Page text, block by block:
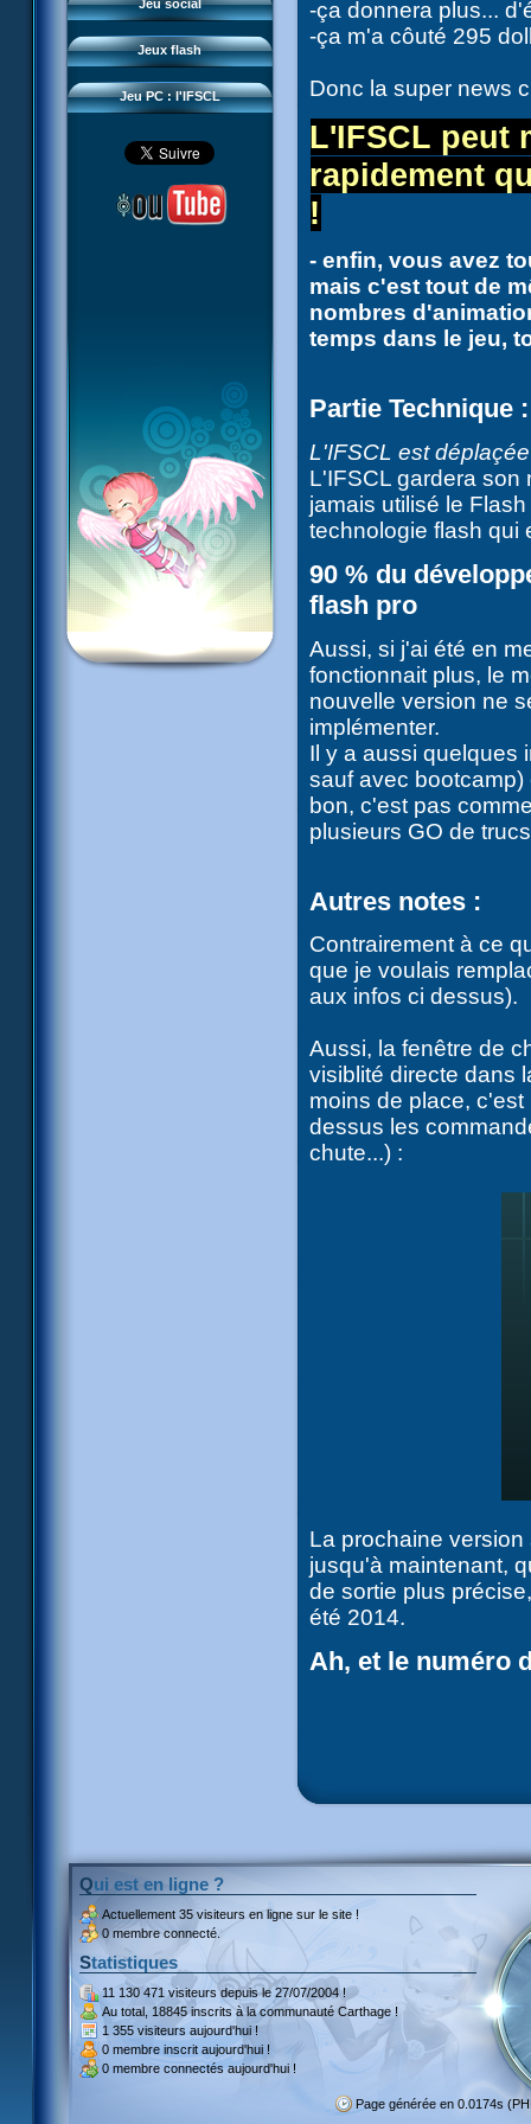
Jeu social
Jeux flash
Sector 2 Escape
Jeu PC : l'IFSCL
Téléchargements
Réseau IFSCL
-ça donnera plus...
-ça m'a côuté 295
Donc la super news
L'IFSCL peut
rapidement
!
- enfin, vous avez
mais c'est tout de
nombres
temps dans le jeu,
Partie Technique :
L'IFSCL est
L'IFSCL gardera son
jamais utilisé le
technologie flash qui
90 % du
flash pro
Aussi, si j'ai été en
fonctionnait plus, le
nouvelle version ne
implémenter.
Il y a aussi quelques
sauf avec
bon, c'est pas
plusieurs GO de
Autres notes :
Contrairement à ce
que je voulais
aux infos ci dessus).
Aussi, la fenêtre de
visiblité directe dans
moins de place,
dessus les
chute...) :
La prochaine
jusqu'à maintenant,
de sortie plus
été 2014.
Ah, et le numéro
Qui est en ligne ?
Actuellement 35 visiteurs en ligne sur le site !
0 membre connecté.
Statistiques
11 130 471 visiteursdepuis le 27/07/2004 !
Au total, 18845 inscritsà la communauté Carthage !
1 355 visiteurs aujourd'hui !
0 membre inscrit aujourd'hui !
0 membre connectés aujourd'hui !
Page générée en 0.0174s